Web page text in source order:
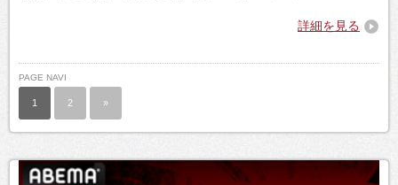
詳細を見る
PAGE NAVI
1 2 »